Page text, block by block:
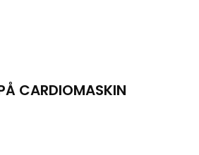
CARDIOMASKIN